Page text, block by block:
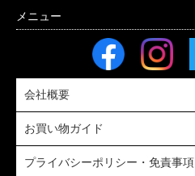
会社概要
お買い物ガイド
プライバシーポリシー・免責事項